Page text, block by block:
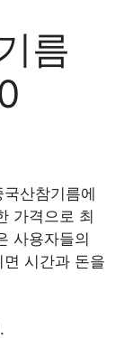
름
산참기름에
가격으로 최
사용자들의
시간과 돈을